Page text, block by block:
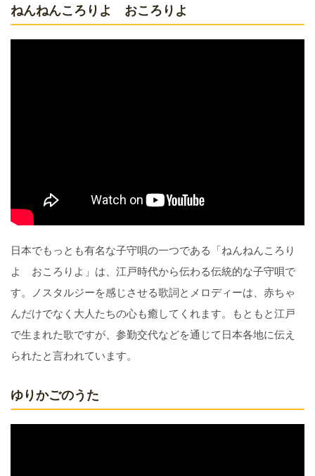
ねんねんころりよ おころりよ
日本でもっとも有名な子守唄の一つである「ねんねんころり
よ おころりよ」は、江戸時代から伝わる伝統的な子守唄で
す。ノスタルジーを感じさせる歌詞とメロディーは、赤ちゃ
んだけでなく大人たちの心も癒してくれます。もともと江戸
で生まれた歌ですが、参勤交代などを通じて日本各地に伝え
られたと言われています。
ゆりかごのうた